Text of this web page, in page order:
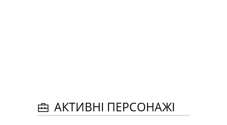
АКТИВНІ ПЕРСОНАЖІ